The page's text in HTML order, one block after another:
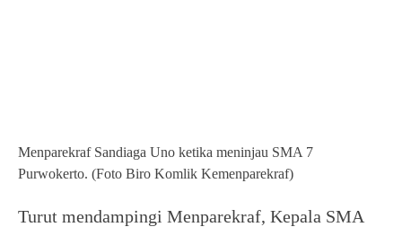
Menparekraf Sandiaga Uno ketika meninjau SMA 7
Purwokerto. (Foto Biro Komlik Kemenparekraf)
Turut mendampingi Menparekraf, Kepala SMA